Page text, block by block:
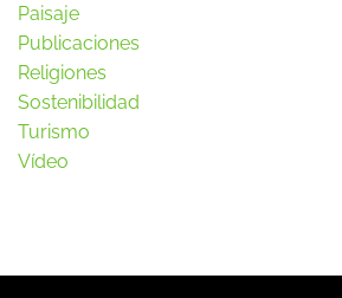
Paisaje
Publicaciones
Religiones
Sostenibilidad
Turismo
Vídeo